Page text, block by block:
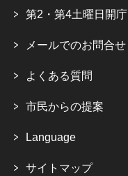
第2・第4土曜日開庁
メールでのお問合せ
よくある質問
市民からの提案
Language
サイトマップ